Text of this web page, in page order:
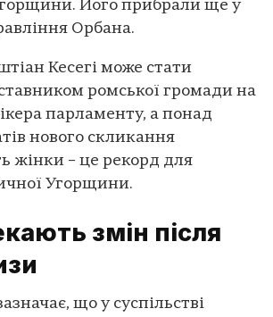
Його прибрали ще у
Орбана.
Кесегі може стати
ромської громади на
парламенту, а понад
нового скликання
жінки – це рекорд для
Угорщини.
змін після
що у суспільстві